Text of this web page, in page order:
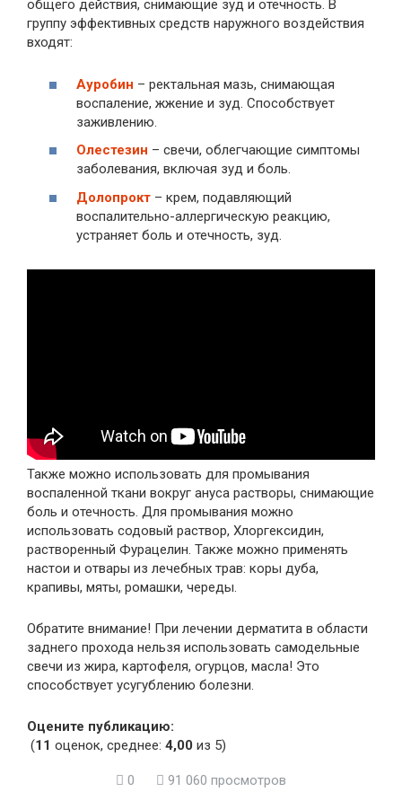
общего действия, снимающие зуд и отечность. В
группу эффективных средств наружного воздействия
входят:
Ауробин – ректальная мазь, снимающая
воспаление, жжение и зуд. Способствует
заживлению.
Олестезин – свечи, облегчающие симптомы
заболевания, включая зуд и боль.
Долопрокт – крем, подавляющий
воспалительно-аллергическую реакцию,
устраняет боль и отечность, зуд.
Также можно использовать для промывания
воспаленной ткани вокруг ануса растворы, снимающие
боль и отечность. Для промывания можно
использовать содовый раствор, Хлоргексидин,
растворенный Фурацелин. Также можно применять
настои и отвары из лечебных трав: коры дуба,
крапивы, мяты, ромашки, череды.
Обратите внимание! При лечении дерматита в области
заднего прохода нельзя использовать самодельные
свечи из жира, картофеля, огурцов, масла! Это
способствует усугублению болезни.
Оцените публикацию:
(11 оценок, среднее: 4,00 из 5)
0 91 060 просмотров